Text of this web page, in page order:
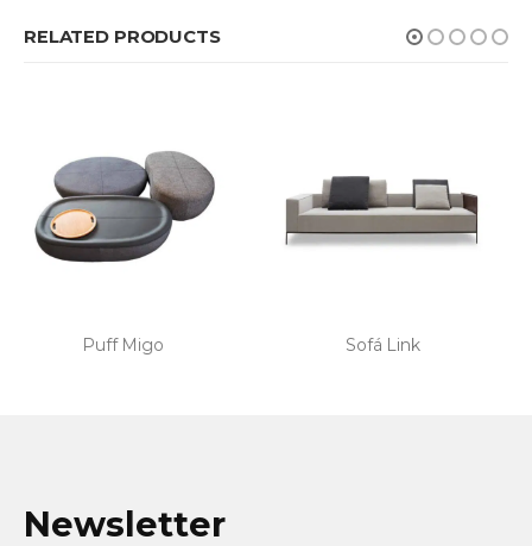
RELATED PRODUCTS
Sofá Link Mesa de Jantar Sparks
Newsletter